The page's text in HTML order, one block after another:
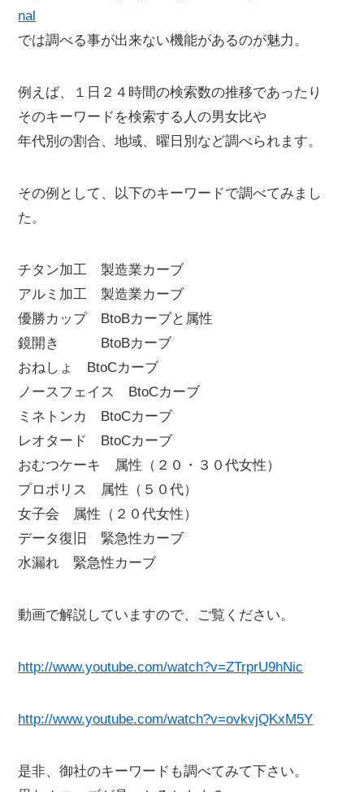
nal
では調べる事が出来ない機能があるのが魅力。
例えば、１日２４時間の検索数の推移であったり
そのキーワードを検索する人の男女比や
年代別の割合、地域、曜日別など調べられます。
その例として、以下のキーワードで調べてみまし
た。
チタン加工 製造業カーブ
アルミ加工 製造業カーブ
優勝カップ BtoBカーブと属性
鏡開き BtoBカーブ
おねしょ BtoCカーブ
ノースフェイス BtoCカーブ
ミネトンカ BtoCカーブ
レオタード BtoCカーブ
おむつケーキ 属性（２０・３０代女性）
プロポリス 属性（５０代）
女子会 属性（２０代女性）
データ復旧 緊急性カーブ
水漏れ 緊急性カーブ
動画で解説していますので、ご覧ください。
http://www.youtube.com/watch?v=ZTrprU9hNic
http://www.youtube.com/watch?v=ovkvjQKxM5Y
是非、御社のキーワードも調べてみて下さい。